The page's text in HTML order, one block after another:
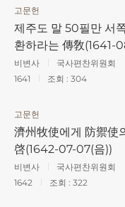
고문헌
제주도 말 50필만 서
환하라는 傳敎(1641-
비변사
국사편찬위원회
1641
조회 : 304
고문헌
濟州牧使에게 防禦使
啓(1642-07-07(음))
비변사
국사편찬위원회
1642
조회 : 322